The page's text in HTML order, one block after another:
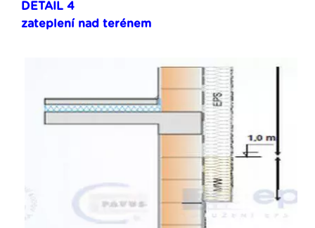
DETAIL 4
zateplení nad terénem